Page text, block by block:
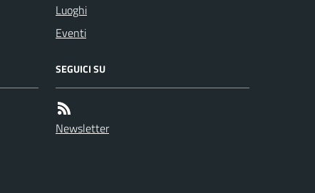
Luoghi
Eventi
SEGUICI SU
Newsletter